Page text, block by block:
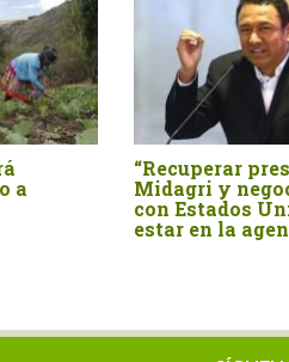
anuncio de
a S/
ADEX